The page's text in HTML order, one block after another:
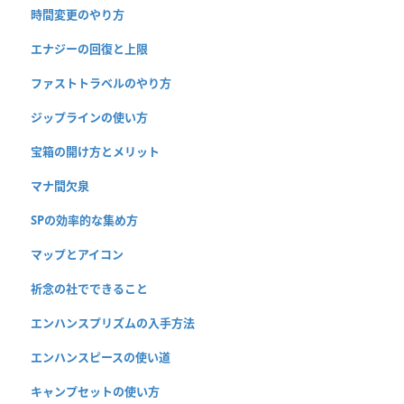
時間変更のやり方
エナジーの回復と上限
ファストトラベルのやり方
ジップラインの使い方
宝箱の開け方とメリット
マナ間欠泉
SPの効率的な集め方
マップとアイコン
祈念の社でできること
エンハンスプリズムの入手方法
エンハンスピースの使い道
キャンプセットの使い方